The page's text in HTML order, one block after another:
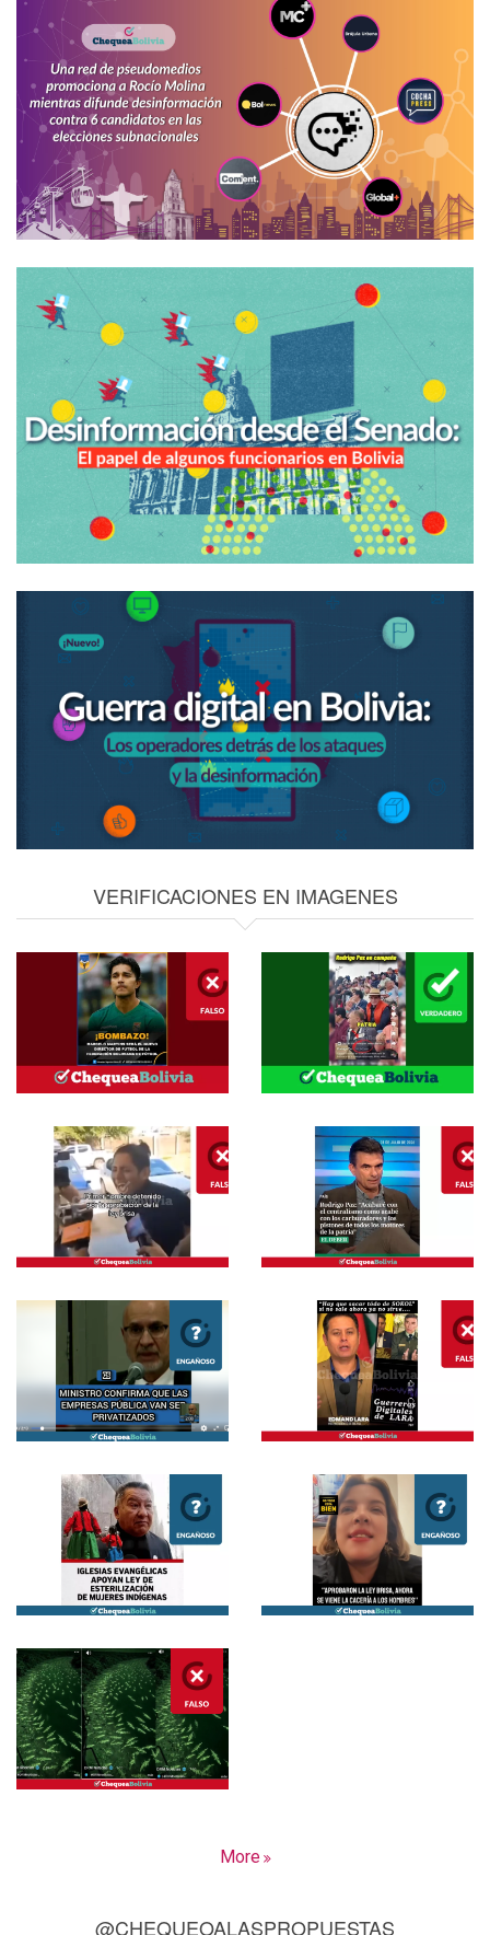
VERIFICACIONES EN IMAGENES
More
@CHEQUEOALASPROPUESTAS